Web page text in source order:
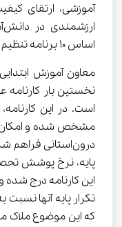
آموزشی، ارتقای
اساس 10 برنامه تنظیم کرده‌ایم.
معاون آموزش
نخستین بار
مشخص شده و امکان
درون‌استانی
پایه، نرخ پوشش
تکرار پایه آنها
که این موضوع